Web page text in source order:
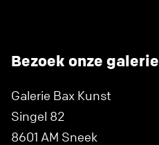
Bezoek onze galerie
Galerie Bax Kunst
Singel 82
8601 AM Sneek